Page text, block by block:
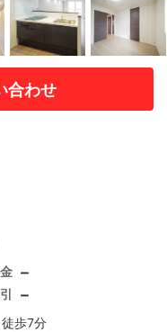
合わせ
－
－
歩7分